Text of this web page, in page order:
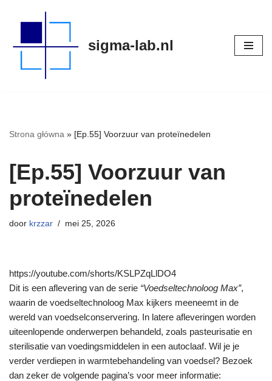
naar
sigma-lab.nl
Strona główna » [Ep.55] Voorzuur van proteïnedelen
[Ep.55] Voorzuur van
proteïnedelen
door krzzar mei 25, 2026
https://youtube.com/shorts/KSLPZqLlDO4
Dit is een aflevering van de serie “Voedseltechnoloog Max”,
waarin de voedseltechnoloog Max kijkers meeneemt in de
wereld van voedselconservering. In latere afleveringen worden
uiteenlopende onderwerpen behandeld, zoals pasteurisatie en
sterilisatie van voedingsmiddelen in een autoclaaf. Wil je je
verder verdiepen in warmtebehandeling van voedsel? Bezoek
dan zeker de volgende pagina’s voor meer informatie: